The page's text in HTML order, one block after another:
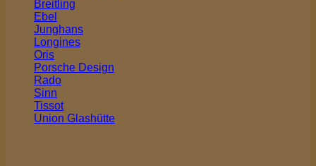
Breitling
Ebel
Junghans
Longines
Oris
Porsche Design
Rado
Sinn
Tissot
Union Glashütte